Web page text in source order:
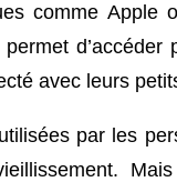
comme Apple
d’accéder
avec leurs
par les